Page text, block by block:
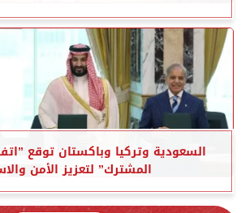
السعودية وتركيا وباكستان توقع
المشترك” لتعزيز الأمن